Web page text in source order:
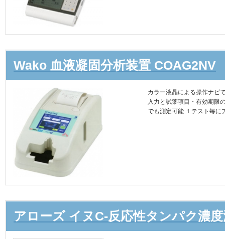
Wako 血液凝固分析装置 COAG2NV
カラー液晶による操作ナビ
入力と試薬項目・有効期限
でも測定可能 １テスト毎に
アローズ イヌC-反応性タンパク濃